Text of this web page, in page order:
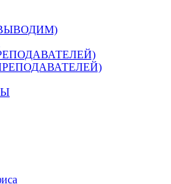
(ВЫВОДИМ)
ПРЕПОДАВАТЕЛЕЙ)